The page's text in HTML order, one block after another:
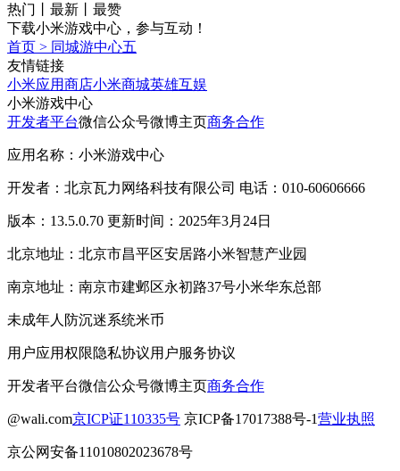
热门
最新
最赞
下载小米游戏中心，参与互动！
首页 > 同城游中心五
友情链接
小米应用商店小米商城英雄互娱
小米游戏中心
开发者平台微信公众号微博主页商务合作
应用名称：小米游戏中心
开发者：北京瓦力网络科技有限公司 电话：010-60606666
版本：13.5.0.70 更新时间：2025年3月24日
北京地址：北京市昌平区安居路小米智慧产业园
南京地址：南京市建邺区永初路37号小米华东总部
未成年人防沉迷系统米币
用户应用权限隐私协议用户服务协议
开发者平台微信公众号微博主页商务合作
@wali.com京ICP证110335号 京ICP备17017388号-1营业执照
京公网安备11010802023678号